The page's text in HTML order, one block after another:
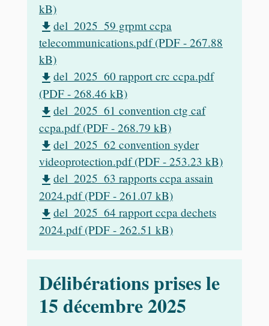
kB)
file_download del_2025_59 grpmt ccpa
telecommunications.pdf (PDF - 267.88
kB)
file_download del_2025_60 rapport crc ccpa.pdf
(PDF - 268.46 kB)
file_download del_2025_61 convention ctg caf
ccpa.pdf (PDF - 268.79 kB)
file_download del_2025_62 convention syder
videoprotection.pdf (PDF - 253.23 kB)
file_download del_2025_63 rapports ccpa assain
2024.pdf (PDF - 261.07 kB)
file_download del_2025_64 rapport ccpa dechets
2024.pdf (PDF - 262.51 kB)
Délibérations prises le
15 décembre 2025